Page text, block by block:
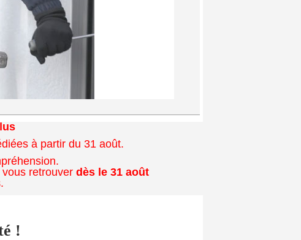
à partir du 31 août.
retrouver dès le 31 août
!